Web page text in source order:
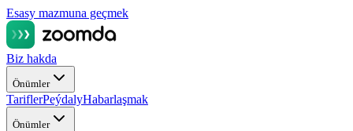
Esasy mazmuna geçmek
Biz hakda
Önümler
TariflerPeýdalyHabarlaşmak
Önümler